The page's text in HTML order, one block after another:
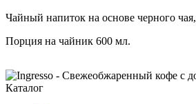
Чайный напиток на основе черного
Порция на чайник 600 мл.
Каталог